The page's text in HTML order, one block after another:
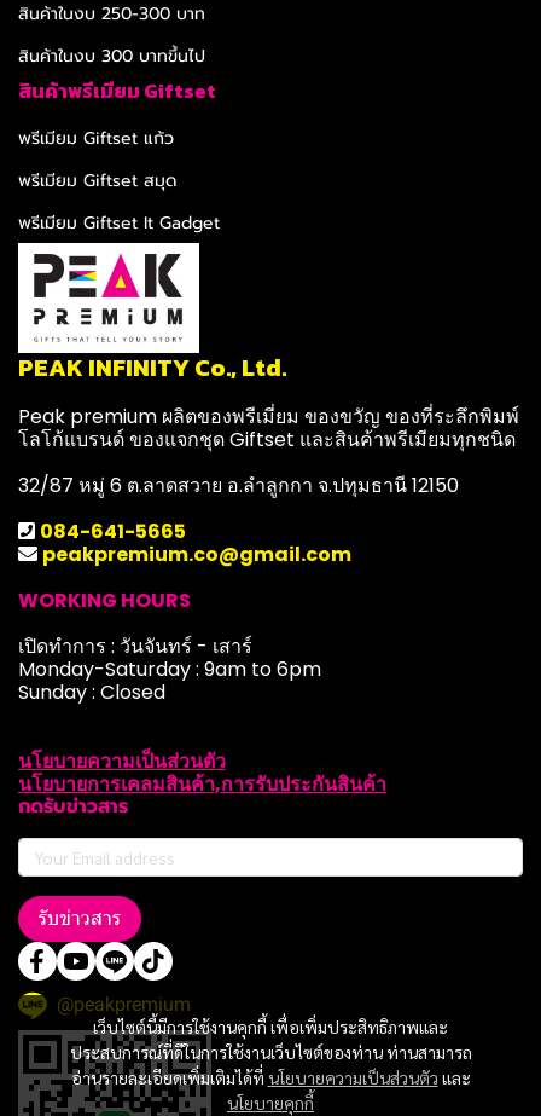
เว็บไซต์นี้มีการใช้งานคุกกี้ เพื่อเพิ่มประสิทธิภาพและ
ประสบการณ์ที่ดีในการใช้งานเว็บไซต์ของท่าน ท่านสามารถ
อ่านรายละเอียดเพิ่มเติมได้ที่ นโยบายความเป็นส่วนตัว และ
นโยบายคุกกี้
สินค้าในงบ 250-300 บาท
สินค้าในงบ 300 บาทขึ้นไป
สินค้าพรีเมียม Giftset
พรีเมียม Giftset แก้ว
พรีเมียม Giftset สมุด
พรีเมียม Giftset It Gadget
PEAK INFINITY Co., Ltd.
Peak premium ผลิตของพรีเมี่ยม ของขวัญ ของที่ระลึกพิมพ์
โลโก้แบรนด์ ของแจกชุด Giftset และสินค้าพรีเมียมทุกชนิด
32/87 หมู่ 6 ต.ลาดสวาย อ.ลำลูกกา จ.ปทุมธานี 12150
084-641-5665
peakpremium.co@gmail.com
WORKING HOURS
เปิดทำการ : วันจันทร์ - เสาร์
Monday-Saturday : 9am to 6pm
Sunday : Closed
นโยบายความเป็นส่วนตัว
นโยบายการเคลมสินค้า,การรับประกันสินค้า
กดรับข่าวสาร
รับข่าวสาร
@peakpremium